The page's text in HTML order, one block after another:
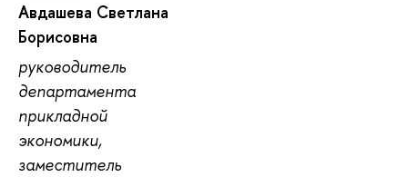
Авдашева Светлана
Борисовна
руководитель
департамента
прикладной
экономики,
заместитель